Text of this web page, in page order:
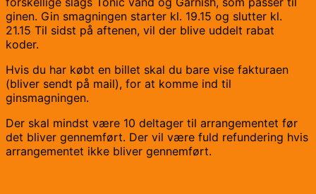
ginen. Gin smagningen starter kl. 19.15 og slutter kl.
21.15 Til sidst på aftenen, vil der blive uddelt rabat
koder.
Hvis du har købt en billet skal du bare vise fakturaen
(bliver sendt på mail), for at komme ind til
ginsmagningen.
Der skal mindst være 10 deltager til arrangementet før
det bliver gennemført. Der vil være fuld refundering hvis
arrangementet ikke bliver gennemført.